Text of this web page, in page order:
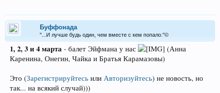
Буффонада
"...И лучше будь один, чем вместе с кем попало."©
1, 2, 3 и 4 марта - балет Эйфмана у нас
(Анна
Каренина, Онегин, Чайка и Братья Карамазовы)
Это (Зарегистрируйтесь или Авторизуйтесь) не новость, но
так... на всякий случай)))